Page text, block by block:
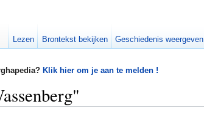
Klik hier om je aan te melden !
Lezen Brontekst bekijken Geschiedenis weergeven